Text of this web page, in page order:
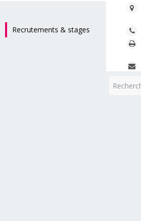
Recrutements & stages